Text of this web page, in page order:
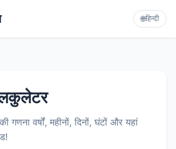
🌐हिन्दी
गणना वर्षों, महीनों, दिनों, घंटों और यहां